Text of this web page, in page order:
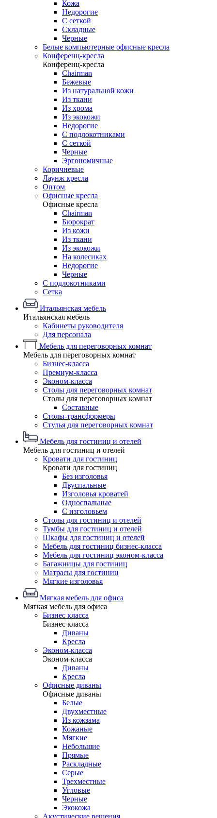
Кожа
Недорогие
С сеткой
Складные
Черные
Белые компьютерные офисные кресла
Конференц-кресла
Конференц-кресла
Chairman
Бежевые
Из натуральной кожи
Из ткани
Из хрома
Из экокожи
Недорогие
С подлокотниками
С сеткой
Черные
Эргономичные
Коричневые
Лаунж кресла
Оптом
Офисные кресла
Офисные кресла
Chairman
Бюрократ
Из кожи
Из ткани
Из экокожи
На колесиках
Недорогие
Черные
С подлокотниками
Сетка
Итальянская мебель
Итальянская мебель
Кабинеты руководителя
Для персонала
Мебель для переговорных комнат
Мебель для переговорных комнат
Бизнес-класса
Премиум-класса
Эконом-класса
Столы для переговорных комнат
Столы для переговорных комнат
Составные
Столы-трансформеры
Стулья для переговорных комнат
Мебель для гостиниц и отелей
Мебель для гостиниц и отелей
Кровати для гостиниц
Кровати для гостиниц
Без изголовья
Двуспальные
Изголовья кроватей
Односпальные
С изголовьем
Столы для гостиниц и отелей
Тумбы для гостиниц и отелей
Шкафы для гостиниц и отелей
Мебель для гостиниц бизнес-класса
Мебель для гостиниц эконом-класса
Багажницы для гостиниц
Матрасы для гостиниц
Мягкие изголовья
Мягкая мебель для офиса
Мягкая мебель для офиса
Бизнес класса
Бизнес класса
Диваны
Кресла
Эконом-класса
Эконом-класса
Диваны
Кресла
Офисные диваны
Офисные диваны
Белые
Двухместные
Из кожзама
Кожаные
Мягкие
Небольшие
Прямые
Раскладные
Серые
Трехместные
Угловые
Черные
Экокожа
Акустические решения